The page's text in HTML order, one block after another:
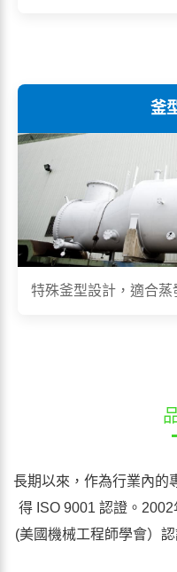
釜
特殊釜型設計，適合
長期以來，作為行業內的
得 ISO 9001 認證。
(美國機械工程師學會）